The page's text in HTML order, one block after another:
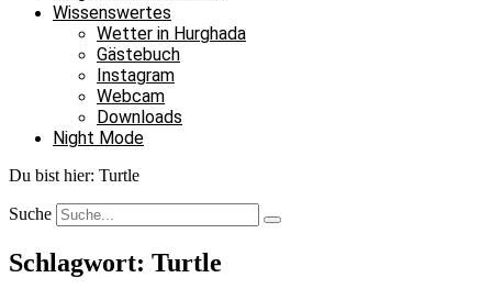
Wissenswertes
Wetter in Hurghada
Gästebuch
Instagram
Webcam
Downloads
Night Mode
Du bist hier: Turtle
Suche
Schlagwort: Turtle